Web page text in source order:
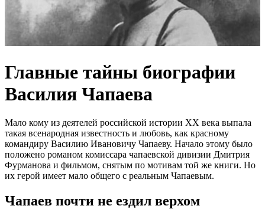
Главные тайны биографии
Василия Чапаева
Мало кому из деятелей российской истории ХХ века выпала
такая всенародная известность и любовь, как красному
командиру Василию Ивановичу Чапаеву. Начало этому было
положено романом комиссара чапаевской дивизии Дмитрия
Фурманова и фильмом, снятым по мотивам той же книги. Но
их герой имеет мало общего с реальным Чапаевым.
Чапаев почти не ездил верхом